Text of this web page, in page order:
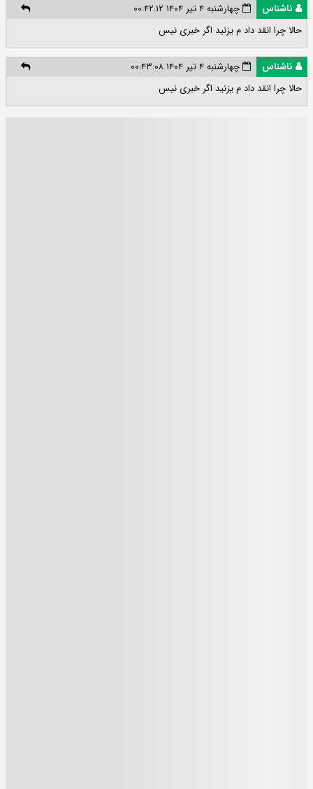
ناشناس
چهارشنبه ۴ تیر ۱۴۰۴ ۰۰:۴۲:۱۲
حالا چرا انقد داد م یزنید اگر خبری نیس
ناشناس
چهارشنبه ۴ تیر ۱۴۰۴ ۰۰:۴۳:۰۸
حالا چرا انقد داد م یزنید اگر خبری نیس